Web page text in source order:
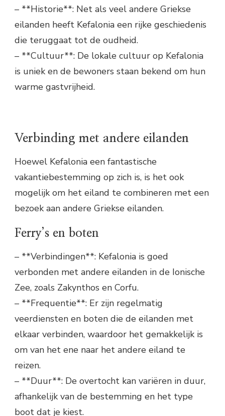
– **Historie**: Net als veel andere Griekse
eilanden heeft Kefalonia een rijke geschiedenis
die teruggaat tot de oudheid.
– **Cultuur**: De lokale cultuur op Kefalonia
is uniek en de bewoners staan bekend om hun
warme gastvrijheid.
Verbinding met andere eilanden
Hoewel Kefalonia een fantastische
vakantiebestemming op zich is, is het ook
mogelijk om het eiland te combineren met een
bezoek aan andere Griekse eilanden.
Ferry’s en boten
– **Verbindingen**: Kefalonia is goed
verbonden met andere eilanden in de Ionische
Zee, zoals Zakynthos en Corfu.
– **Frequentie**: Er zijn regelmatig
veerdiensten en boten die de eilanden met
elkaar verbinden, waardoor het gemakkelijk is
om van het ene naar het andere eiland te
reizen.
– **Duur**: De overtocht kan variëren in duur,
afhankelijk van de bestemming en het type
boot dat je kiest.